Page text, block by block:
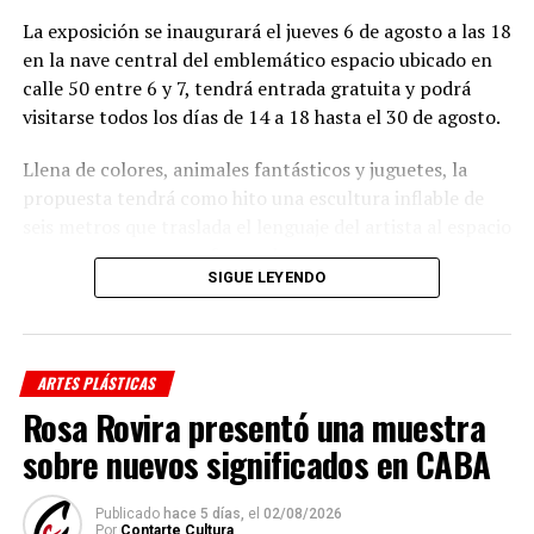
La exposición se inaugurará el jueves 6 de agosto a las 18
en la nave central del emblemático espacio ubicado en
calle 50 entre 6 y 7, tendrá entrada gratuita y podrá
visitarse todos los días de 14 a 18 hasta el 30 de agosto.
Llena de colores, animales fantásticos y juguetes, la
propuesta tendrá como hito una escultura inflable de
y propone una nueva forma de encontrarse con su
Además, reunirá obras especialmente seleccionadas que
dialogan con la escala y la arquitectura del edificio y
contará con un recorrido organizado en núcleos
temáticos que invitarán al público a descubrir distintas
etapas de la producción deCompagnucci.
La muestra será además el marco de la inauguración de
SIGUE LEYENDO
ARTES PLÁSTICAS
Rosa Rovira presentó una muestra
sobre nuevos significados en CABA
Publicado hace 5 días, el 02/08/2026